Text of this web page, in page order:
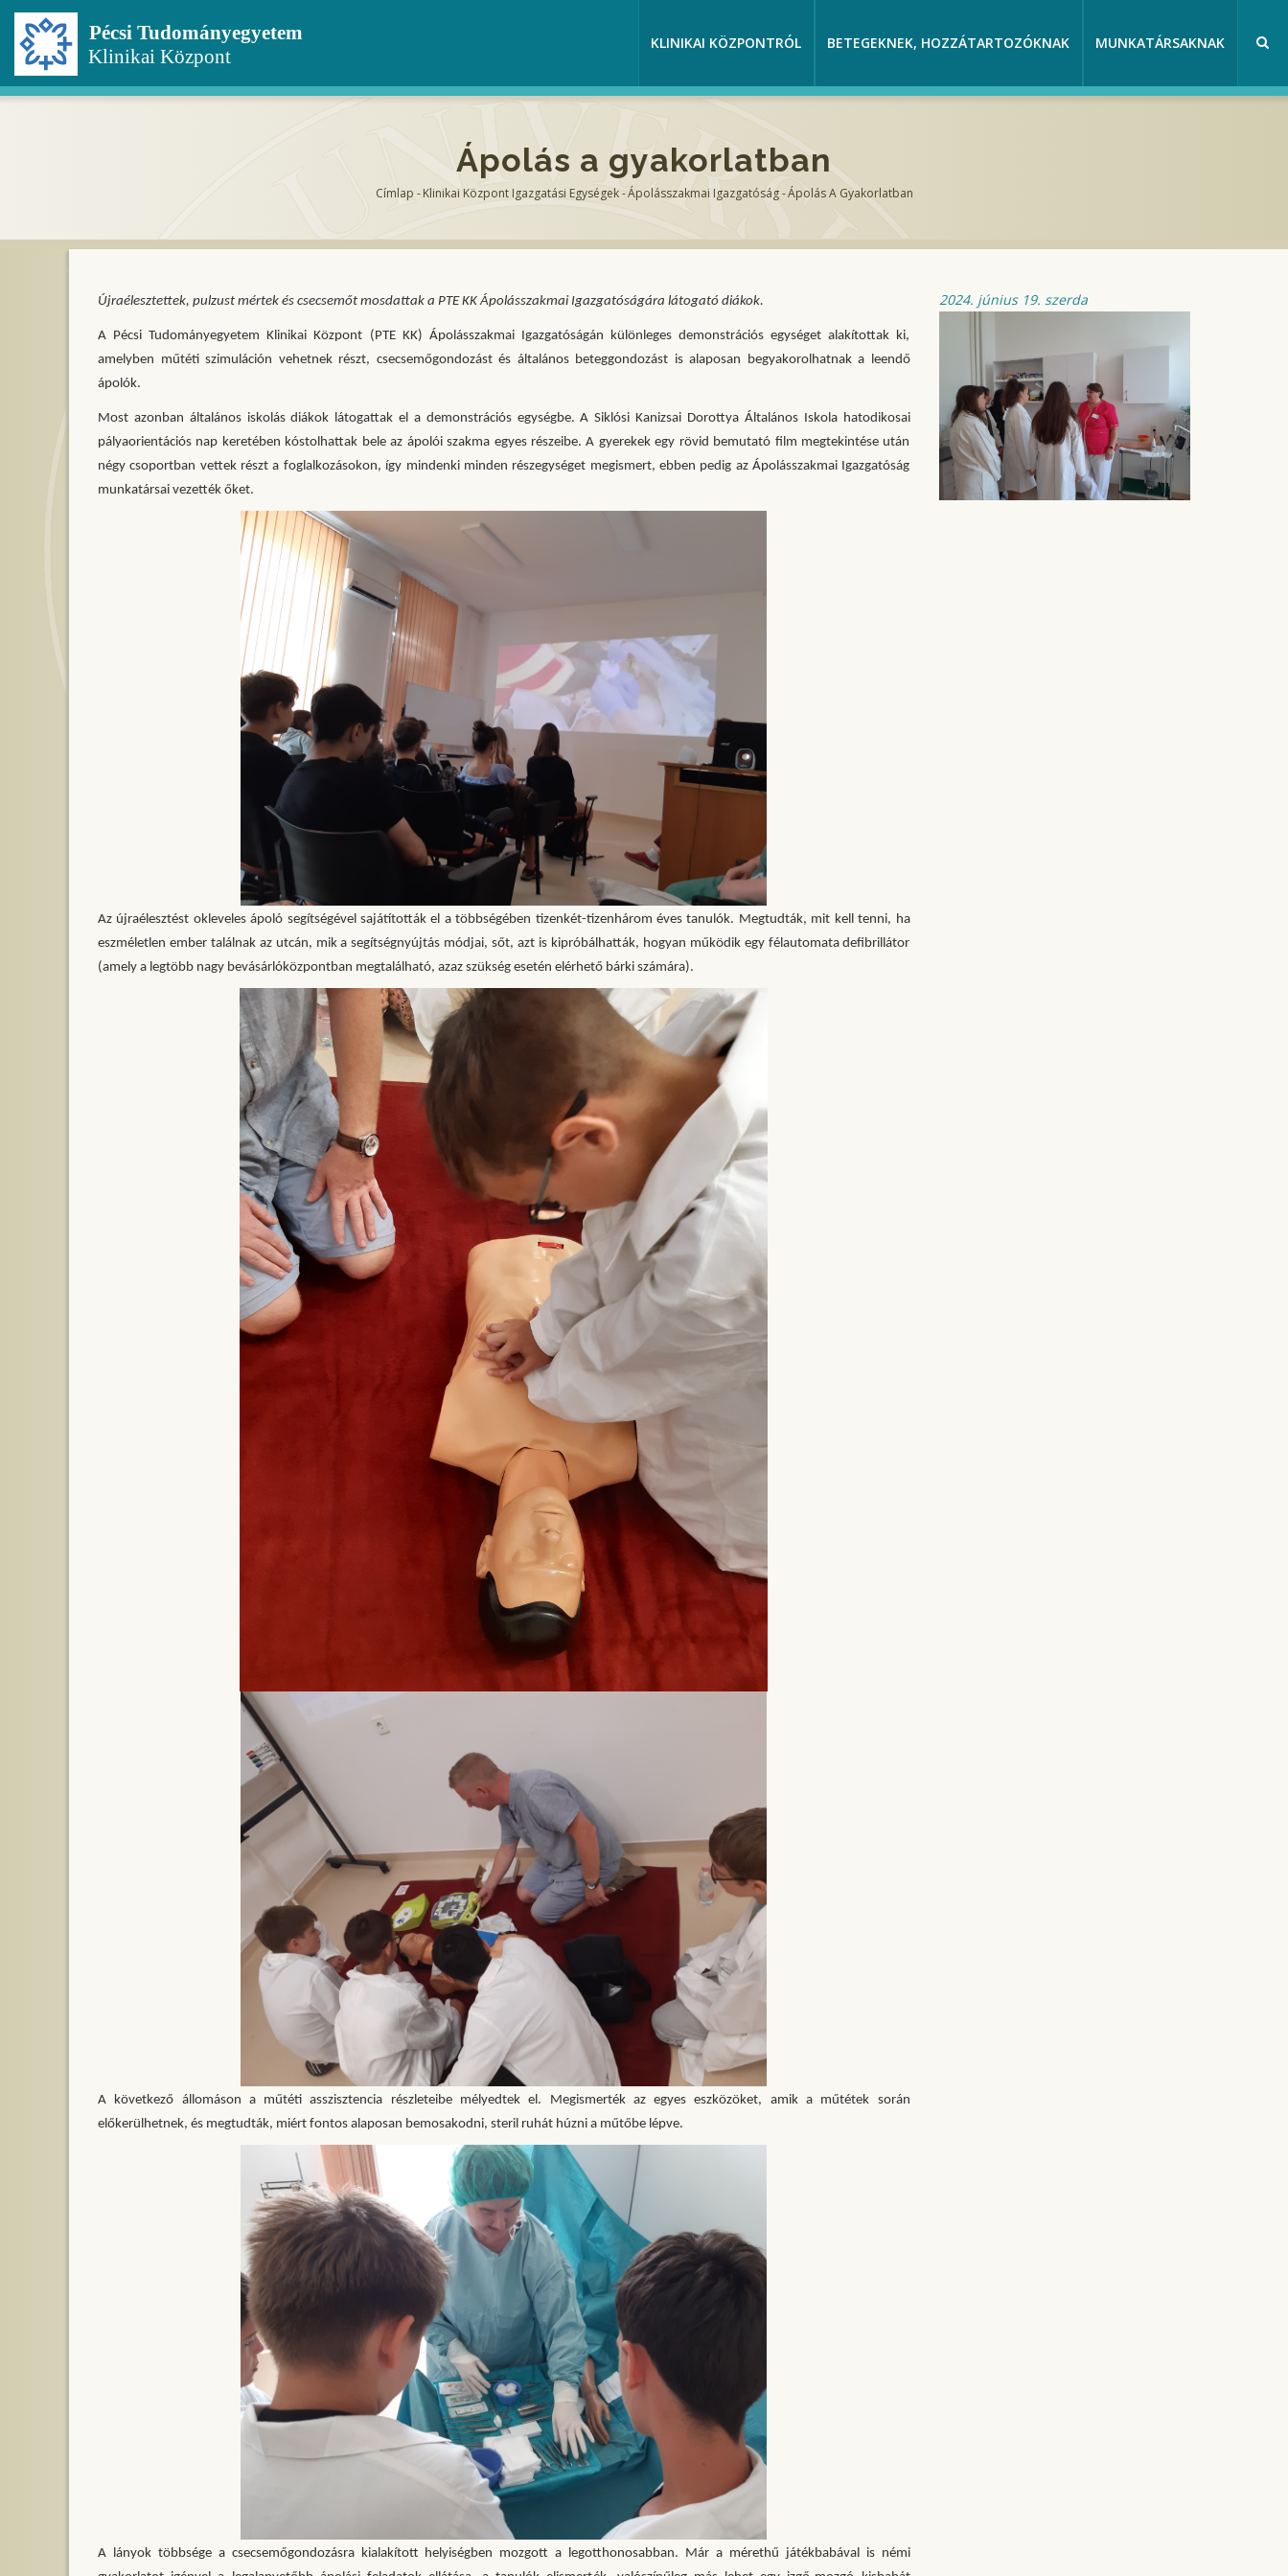
Ugrás
tartalomra
KLINIKAI KÖZPONTRÓL BETEGEKNEK, HOZZÁTARTOZÓKNAK MUNKATÁRSAKNAK
Ápolás a gyakorlatban
Címlap - Klinikai Központ Igazgatási Egységek -Ápolásszakmai Igazgatóság -Ápolás A Gyakorlatban
Újraélesztettek, pulzust mértek és csecsemőt mosdattak a PTE KK Ápolásszakmai Igazgatóságára látogató diákok.
A Pécsi Tudományegyetem Klinikai Központ (PTE KK) Ápolásszakmai Igazgatóságán különleges demonstrációs egységet alakítottak ki,
amelyben műtéti szimuláción vehetnek részt, csecsemőgondozást és általános beteggondozást is alaposan begyakorolhatnak a leendő
ápolók.
Most azonban általános iskolás diákok látogattak el a demonstrációs egységbe. A Siklósi Kanizsai Dorottya Általános Iskola hatodikosai
pályaorientációs nap keretében kóstolhattak bele az ápolói szakma egyes részeibe. A gyerekek egy rövid bemutató film megtekintése után
négy csoportban vettek részt a foglalkozásokon, így mindenki minden részegységet megismert, ebben pedig az Ápolásszakmai Igazgatóság
munkatársai vezették őket.
Az újraélesztést okleveles ápoló segítségével sajátították el a többségében tizenkét-tizenhárom éves tanulók. Megtudták, mit kell tenni, ha
eszméletlen ember találnak az utcán, mik a segítségnyújtás módjai, sőt, azt is kipróbálhatták, hogyan működik egy félautomata defibrillátor
(amely a legtöbb nagy bevásárlóközpontban megtalálható, azaz szükség esetén elérhető bárki számára).
A következő állomáson a műtéti asszisztencia részleteibe mélyedtek el. Megismerték az egyes eszközöket, amik a műtétek során
előkerülhetnek, és megtudták, miért fontos alaposan bemosakodni, steril ruhát húzni a műtőbe lépve.
A lányok többsége a csecsemőgondozásra kialakított helyiségben mozgott a legotthonosabban. Már a mérethű játékbabával is némi
2024. június 19. szerda